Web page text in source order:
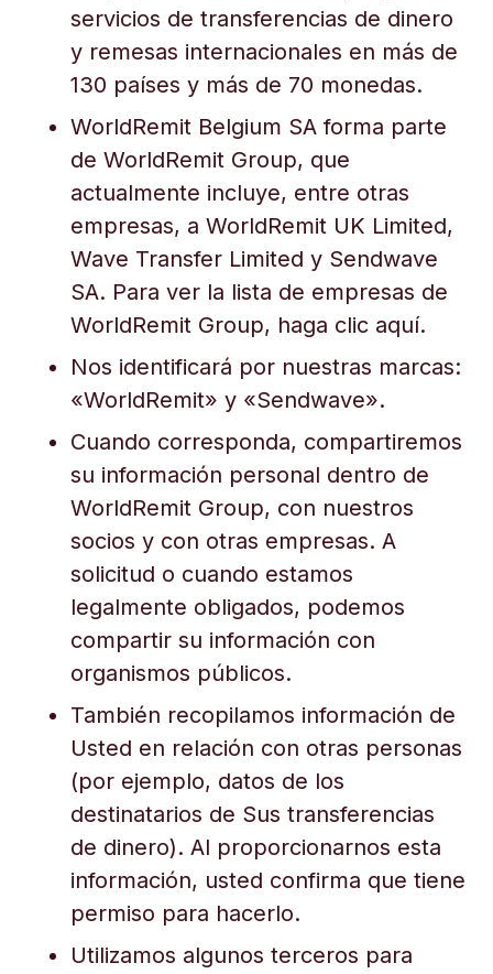
servicios de transferencias de dinero
y remesas internacionales en más de
130 países y más de 70 monedas.
WorldRemit Belgium SA forma parte
de WorldRemit Group, que
actualmente incluye, entre otras
empresas, a WorldRemit UK Limited,
Wave Transfer Limited y Sendwave
SA. Para ver la lista de empresas de
WorldRemit Group, haga clic aquí.
Nos identificará por nuestras marcas:
«WorldRemit» y «Sendwave».
Cuando corresponda, compartiremos
su información personal dentro de
WorldRemit Group, con nuestros
socios y con otras empresas. A
solicitud o cuando estamos
legalmente obligados, podemos
compartir su información con
organismos públicos.
También recopilamos información de
Usted en relación con otras personas
(por ejemplo, datos de los
destinatarios de Sus transferencias
de dinero). Al proporcionarnos esta
información, usted confirma que tiene
permiso para hacerlo.
Utilizamos algunos terceros para